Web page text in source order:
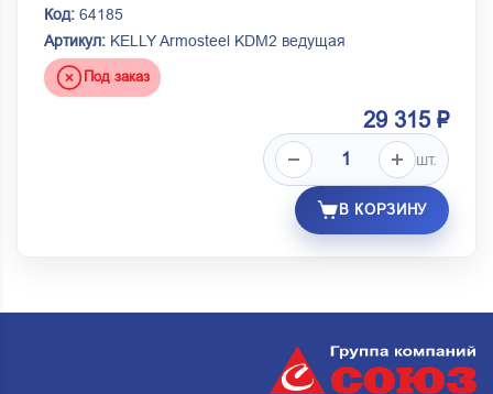
Код: 64185
Артикул: KELLY Armosteel KDM2 ведущая
Под заказ
29 315 ₽
шт.
В КОРЗИНУ